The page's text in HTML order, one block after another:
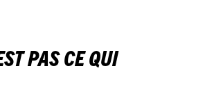
PAS CE QUI